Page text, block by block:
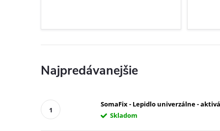
Najpredávanejšie
SomaFix - Lepidlo univerzálne -
Skladom